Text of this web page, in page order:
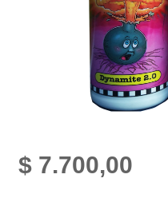
$7.700,00